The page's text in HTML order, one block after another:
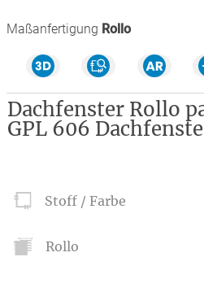
Maßanfertigung Rollo
Dachfenster Rollo
GPL 606
Stoff / Farbe
Rollo